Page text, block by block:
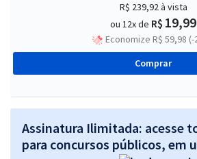
R$ 239,92à vista
ou 12x de R$ 19,99
Economize R$ 59,98 (-
Comprar
Assinatura Ilimitada: acesse
para concursos públicos, em